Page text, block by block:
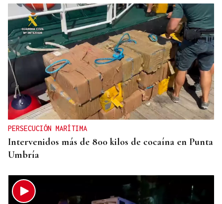
SEGURIDAD
Más de 200 guardias civiles darán seguridad en el
eclipse a la provincia de Ourense
PERSECUCIÓN MARÍTIMA
Intervenidos más de 800 kilos de cocaína en Punta
Umbría